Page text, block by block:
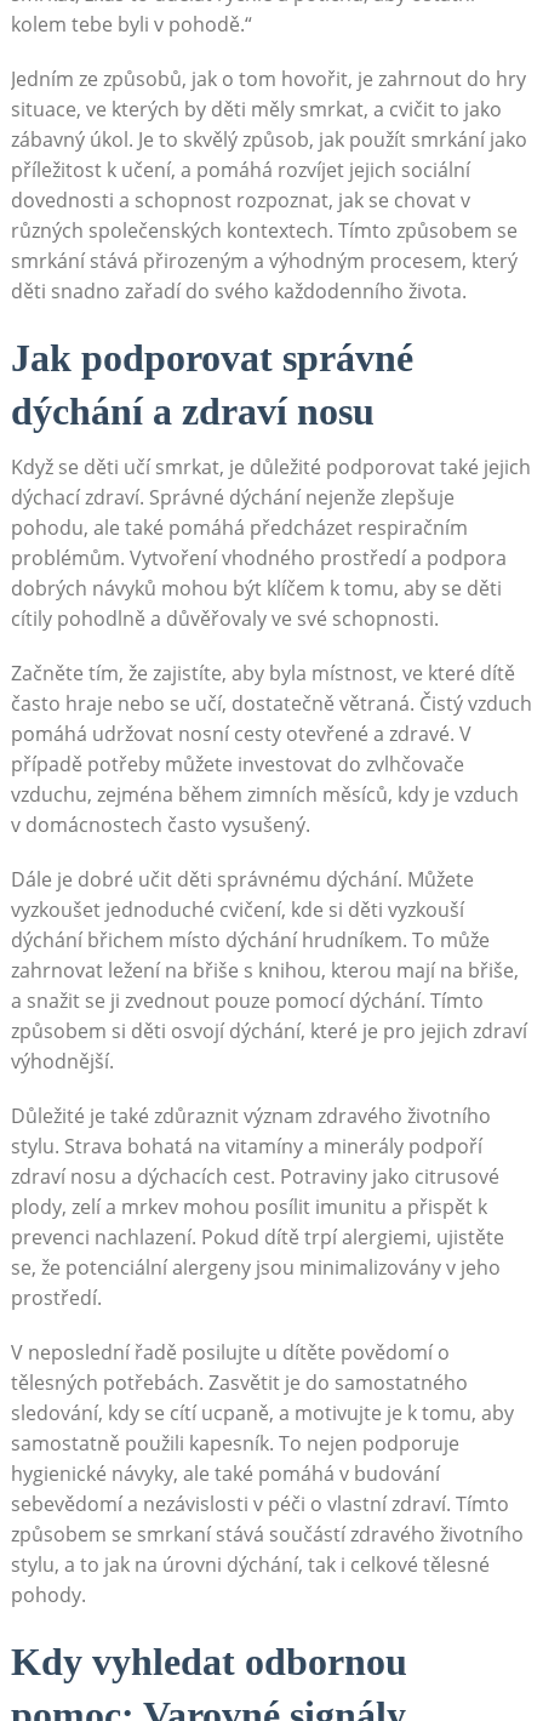
kolem tebe byli v pohodě.“
Jedním ze způsobů, jak o tom hovořit, je zahrnout do hry
situace, ve kterých by děti měly smrkat, a cvičit to jako
zábavný úkol. Je to skvělý způsob, jak použít smrkání jako
příležitost k učení, a pomáhá rozvíjet jejich sociální
dovednosti a schopnost rozpoznat, jak se chovat v
různých společenských kontextech. Tímto způsobem se
smrkání stává přirozeným a výhodným procesem, který
děti snadno zařadí do svého každodenního života.
Jak podporovat správné
dýchání a zdraví nosu
Když se děti učí smrkat, je důležité podporovat také jejich
dýchací zdraví. Správné dýchání nejenže zlepšuje
pohodu, ale také pomáhá předcházet respiračním
problémům. Vytvoření vhodného prostředí a podpora
dobrých návyků mohou být klíčem k tomu, aby se děti
cítily pohodlně a důvěřovaly ve své schopnosti.
Začněte tím, že zajistíte, aby byla místnost, ve které dítě
často hraje nebo se učí, dostatečně větraná. Čistý vzduch
pomáhá udržovat nosní cesty otevřené a zdravé. V
případě potřeby můžete investovat do zvlhčovače
vzduchu, zejména během zimních měsíců, kdy je vzduch
v domácnostech často vysušený.
Dále je dobré učit děti správnému dýchání. Můžete
vyzkoušet jednoduché cvičení, kde si děti vyzkouší
dýchání břichem místo dýchání hrudníkem. To může
zahrnovat ležení na břiše s knihou, kterou mají na břiše,
a snažit se ji zvednout pouze pomocí dýchání. Tímto
způsobem si děti osvojí dýchání, které je pro jejich zdraví
výhodnější.
Důležité je také zdůraznit význam zdravého životního
stylu. Strava bohatá na vitamíny a minerály podpoří
zdraví nosu a dýchacích cest. Potraviny jako citrusové
plody, zelí a mrkev mohou posílit imunitu a přispět k
prevenci nachlazení. Pokud dítě trpí alergiemi, ujistěte
se, že potenciální alergeny jsou minimalizovány v jeho
prostředí.
V neposlední řadě posilujte u dítěte povědomí o
tělesných potřebách. Zasvětit je do samostatného
sledování, kdy se cítí ucpaně, a motivujte je k tomu, aby
samostatně použili kapesník. To nejen podporuje
hygienické návyky, ale také pomáhá v budování
sebevědomí a nezávislosti v péči o vlastní zdraví. Tímto
způsobem se smrkaní stává součástí zdravého životního
stylu, a to jak na úrovni dýchání, tak i celkové tělesné
pohody.
Kdy vyhledat odbornou